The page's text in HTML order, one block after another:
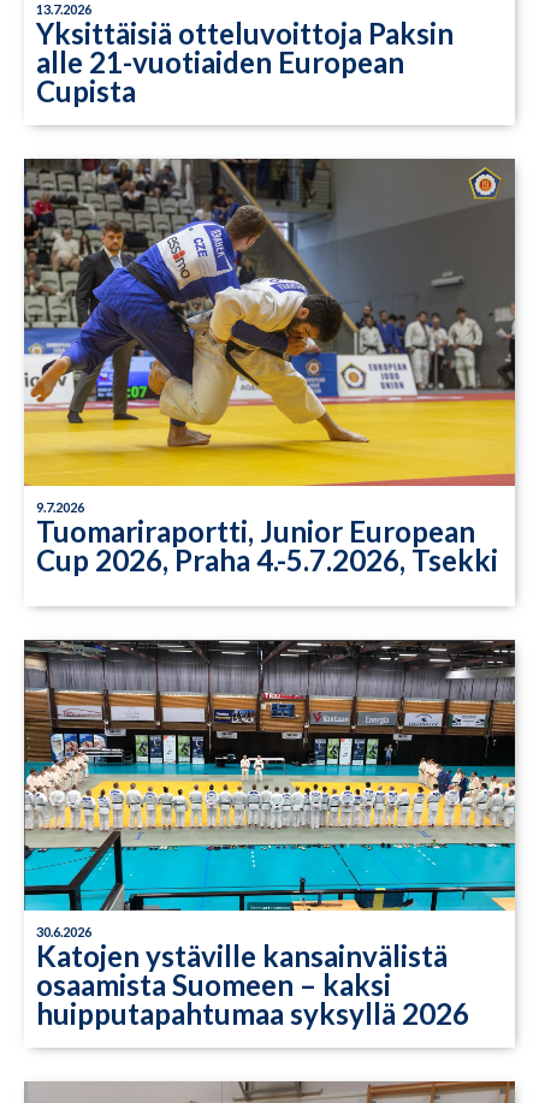
13.7.2026
Yksittäisiä otteluvoittoja Paksin
alle 21-vuotiaiden European
Cupista
9.7.2026
Tuomariraportti, Junior European
Cup 2026, Praha 4.-5.7.2026, Tsekki
30.6.2026
Katojen ystäville kansainvälistä
osaamista Suomeen – kaksi
huipputapahtumaa syksyllä 2026